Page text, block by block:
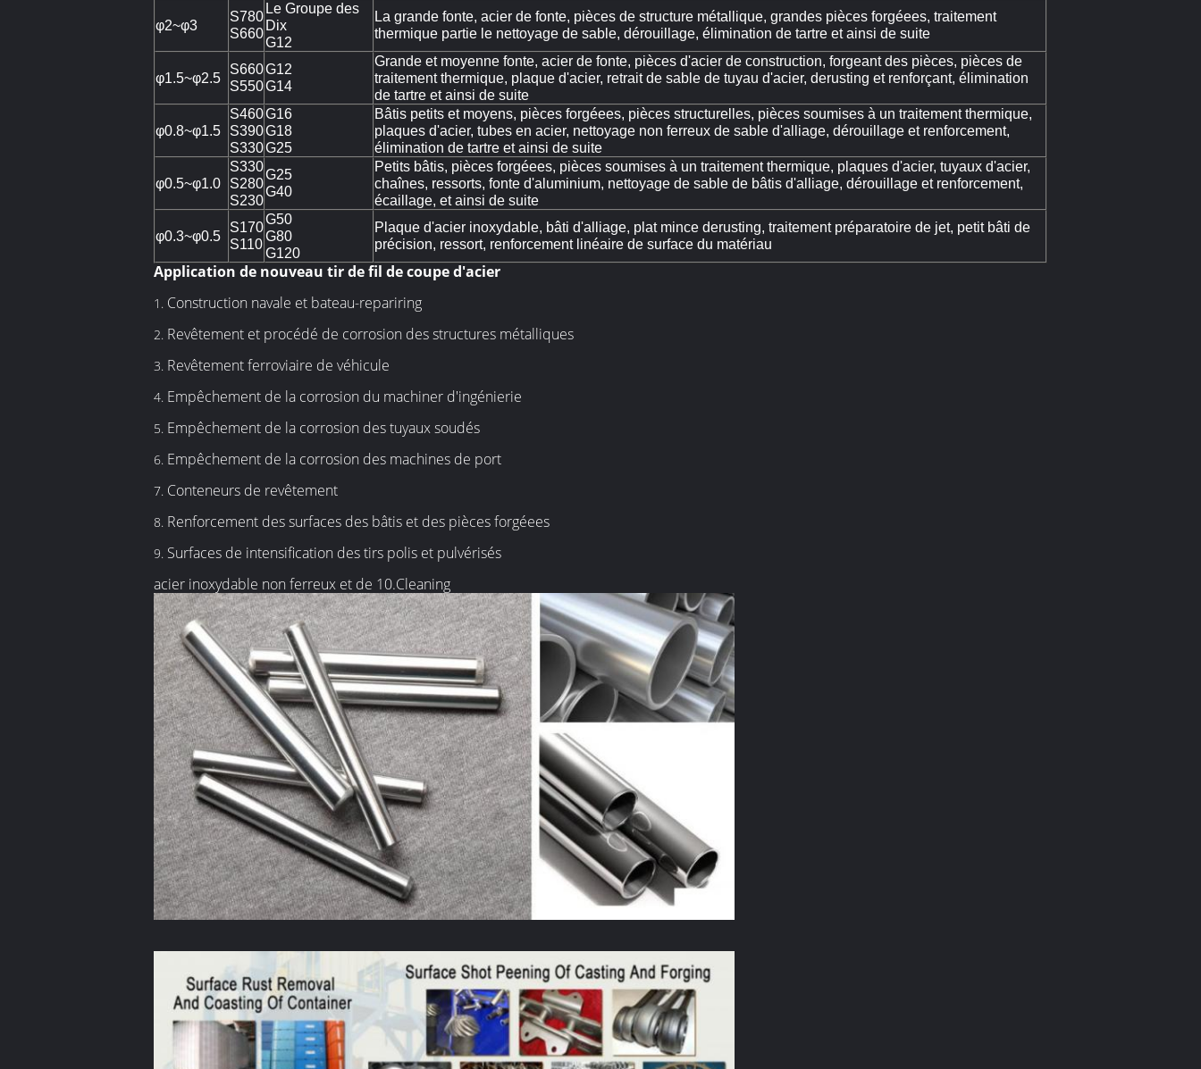
φ2~φ3
S780
S660
Le Groupe des
Dix
G12
La grande fonte, acier de fonte, pièces de structure métallique, grandes pièces forgéees, traitement
thermique partie le nettoyage de sable, dérouillage, élimination de tartre et ainsi de suite
φ1.5~φ2.5
S660
S550
G12
G14
Grande et moyenne fonte, acier de fonte, pièces d'acier de construction, forgeant des pièces, pièces de
traitement thermique, plaque d'acier, retrait de sable de tuyau d'acier, derusting et renforçant, élimination
de tartre et ainsi de suite
φ0.8~φ1.5
S460
S390
S330
G16
G18
G25
Bâtis petits et moyens, pièces forgéees, pièces structurelles, pièces soumises à un traitement thermique,
plaques d'acier, tubes en acier, nettoyage non ferreux de sable d'alliage, dérouillage et renforcement,
élimination de tartre et ainsi de suite
φ0.5~φ1.0
S330
S280
S230
G25
G40
Petits bâtis, pièces forgéees, pièces soumises à un traitement thermique, plaques d'acier, tuyaux d'acier,
chaînes, ressorts, fonte d'aluminium, nettoyage de sable de bâtis d'alliage, dérouillage et renforcement,
écaillage, et ainsi de suite
φ0.3~φ0.5
S170
S110
G50
G80
G120
Plaque d'acier inoxydable, bâti d'alliage, plat mince derusting, traitement préparatoire de jet, petit bâti de
précision, ressort, renforcement linéaire de surface du matériau
Application de nouveau tir de fil de coupe d'acier
1. Construction navale et bateau-repariring
2. Revêtement et procédé de corrosion des structures métalliques
3. Revêtement ferroviaire de véhicule
4. Empêchement de la corrosion du machiner d'ingénierie
5. Empêchement de la corrosion des tuyaux soudés
6. Empêchement de la corrosion des machines de port
7. Conteneurs de revêtement
8. Renforcement des surfaces des bâtis et des pièces forgéees
9. Surfaces de intensification des tirs polis et pulvérisés
acier inoxydable non ferreux et de 10.Cleaning